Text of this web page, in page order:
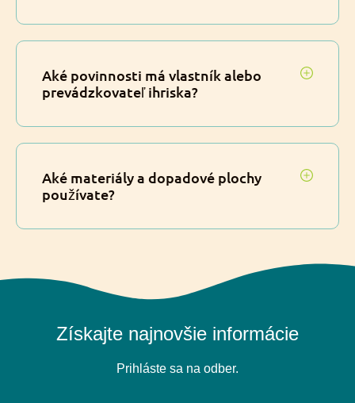
Aké povinnosti má vlastník alebo
prevádzkovateľ ihriska?
Aké materiály a dopadové plochy
používate?
Získajte najnovšie informácie
Prihláste sa na odber.